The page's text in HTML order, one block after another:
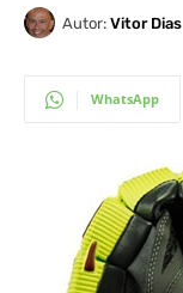
Autor: Vitor Dias
WhatsApp